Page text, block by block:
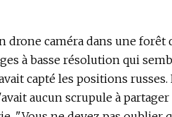
caméra dans une forêt
à basse résolution qui
capté les positions
aucun scrupule à